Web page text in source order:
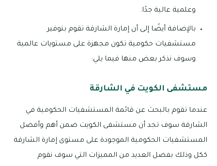
وعلمية عالية جدًا.
بالإضافة أيضًا إلى أن إمارة الشارقة تقوم بتوفير
مستشفيات حكومية تكون مجهزة على مستويات عالمية
وسوف نذكر بعض منها فيما يلي:
مستشفى الكويت في الشارقة
عندما تقوم بالبحث عن قائمة المستشفيات الحكومية في
الشارقة سوف تجد أن مستشفى الكويت ضمن أهم وأفضل
المستشفيات الحكومية الموجودة على مستوى إمارة الشارقة
ككل وذلك بفضل العديد من المميزات التي سوف نقوم